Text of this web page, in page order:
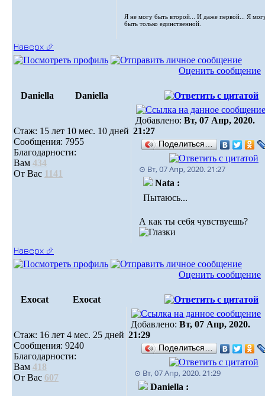
Я не могу быть второй... И даже первой... Я
быть только единственной.
Наверх ⮵
Оценить сообщение
Daniella Daniella
Стаж: 15 лет 10 мес. 10 дней
Сообщения: 7955
Благодарности:
Вам 434
От Вас 1141
Добавлено: Вт, 07 Апр, 2020.
21:27
Поделиться…
⊙ Вт, 07 Апр, 2020. 21:27
Nata :
Пытаюсь...
А как ты себя чувствуешь?
Наверх ⮵
Оценить сообщение
Exocat Exocat
Стаж: 16 лет 4 мес. 25 дней
Сообщения: 9240
Благодарности:
Вам 418
От Вас 607
Добавлено: Вт, 07 Апр, 2020.
21:29
Поделиться…
⊙ Вт, 07 Апр, 2020. 21:29
Daniella :